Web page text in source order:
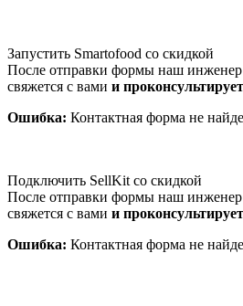
Запустить Smartofood со скидкой
После отправки формы наш инженер
свяжется с вами и
Ошибка: Контактная форма не
Подключить SellKit со скидкой
После отправки формы наш инженер
свяжется с вами и
Ошибка: Контактная форма не